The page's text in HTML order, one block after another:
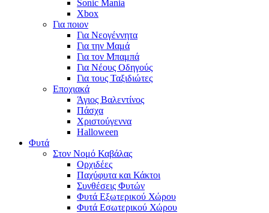
Sonic Mania
Xbox
Για ποιον
Για Νεογέννητα
Για την Μαμά
Για τον Μπαμπά
Για Νέους Οδηγούς
Για τους Ταξιδιώτες
Εποχιακά
Άγιος Βαλεντίνος
Πάσχα
Χριστούγεννα
Halloween
Φυτά
Στον Νομό Καβάλας
Ορχιδέες
Παχύφυτα και Κάκτοι
Συνθέσεις Φυτών
Φυτά Εξωτερικού Χώρου
Φυτά Εσωτερικού Χώρου